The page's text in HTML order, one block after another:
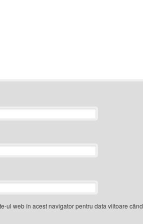
ul web în acest navigator pentru data viitoare